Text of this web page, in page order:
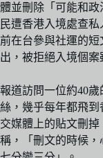
體並刪除「可能和
民遭香港入境處查
前在台參與社運的
出，被拒絕入境個案
報道訪問一位約40
絲，幾乎每年都飛
交媒體上的貼文刪
稱，「刪文的時候